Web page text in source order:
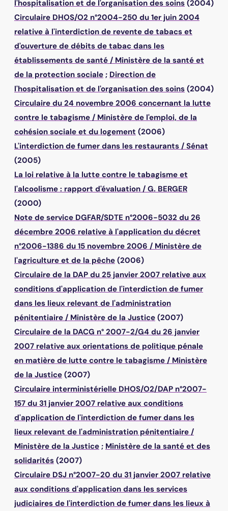
l'hospitalisation et de l'organisation des soins (2004)
Circulaire DHOS/O2 n°2004-250 du 1er juin 2004
relative à l'interdiction de revente de tabacs et
d'ouverture de débits de tabac dans les
établissements de santé / Ministère de la santé et
de la protection sociale ; Direction de
l'hospitalisation et de l'organisation des soins (2004)
Circulaire du 24 novembre 2006 concernant la lutte
contre le tabagisme / Ministère de l'emploi, de la
cohésion sociale et du logement (2006)
L'interdiction de fumer dans les restaurants / Sénat
(2005)
La loi relative à la lutte contre le tabagisme et
l'alcoolisme : rapport d'évaluation / G. BERGER
(2000)
Note de service DGFAR/SDTE n°2006-5032 du 26
décembre 2006 relative à l'application du décret
n°2006-1386 du 15 novembre 2006 / Ministère de
l'agriculture et de la pêche (2006)
Circulaire de la DAP du 25 janvier 2007 relative aux
conditions d'application de l'interdiction de fumer
dans les lieux relevant de l'administration
pénitentiaire / Ministère de la Justice (2007)
Circulaire de la DACG n° 2007-2/G4 du 26 janvier
2007 relative aux orientations de politique pénale
en matière de lutte contre le tabagisme / Ministère
de la Justice (2007)
Circulaire interministérielle DHOS/O2/DAP n°2007-
157 du 31 janvier 2007 relative aux conditions
d'application de l'interdiction de fumer dans les
lieux relevant de l'administration pénitentiaire /
Ministère de la Justice ; Ministère de la santé et des
solidarités (2007)
Circulaire DSJ n°2007-20 du 31 janvier 2007 relative
aux conditions d'application dans les services
judiciaires de l'interdiction de fumer dans les lieux à